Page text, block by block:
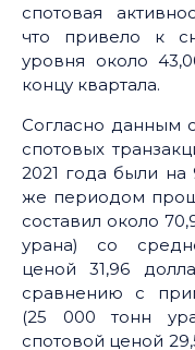
спотовая
что привело к
уровня около
концу квартала.
Согласно данным
спотовых
2021 года были
же периодом
составил около
урана) со
ценой 31,96
сравнению с
(25 000 тонн
спотовой ценой